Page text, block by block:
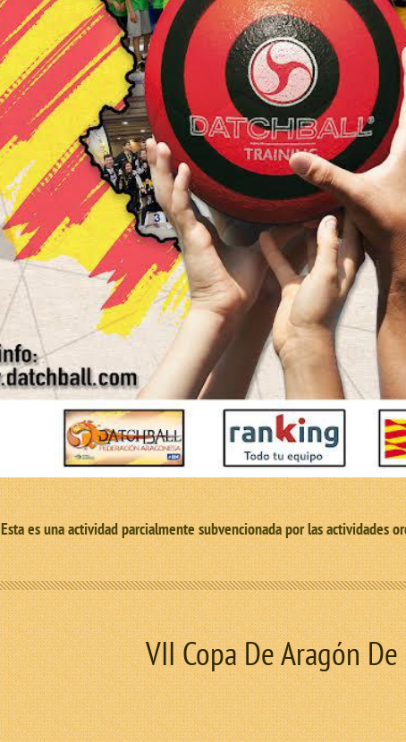
Esta es una actividad parcialmente subvencionada por las actividades
VII Copa De Aragón